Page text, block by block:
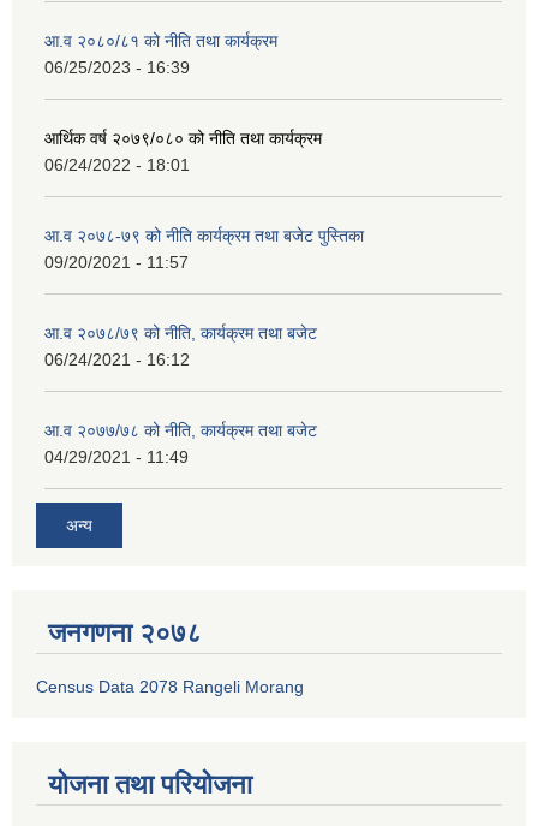
आ.व २०८०/८१ को नीति तथा कार्यक्रम
06/25/2023 - 16:39
आर्थिक वर्ष २०७९/०८० को नीति तथा कार्यक्रम
06/24/2022 - 18:01
आ.व २०७८-७९ को नीति कार्यक्रम तथा बजेट पुस्तिका
09/20/2021 - 11:57
आ.व २०७८/७९ को नीति, कार्यक्रम तथा बजेट
06/24/2021 - 16:12
आ.व २०७७/७८ को नीति, कार्यक्रम तथा बजेट
04/29/2021 - 11:49
अन्य
जनगणना २०७८
Census Data 2078 Rangeli Morang
योजना तथा परियोजना